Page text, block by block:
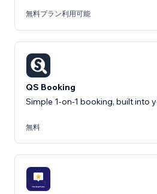
無料プラン利用可能
QS Booking
Simple 1-on-1 booking, built into
無料